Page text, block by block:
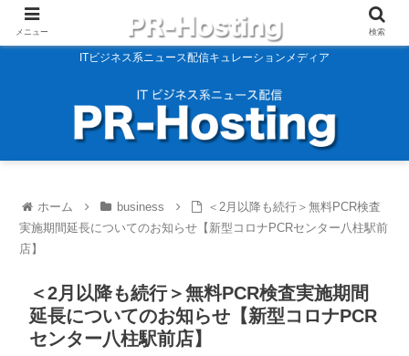
ITビジネス系ニュース配信キュレーションメディア
ホーム business
＜2月以降も続行＞無料PCR検査
実施期間延長についてのお知らせ【新型コロナPCRセンター八柱駅前
店】
＜2月以降も続行＞無料PCR検査実施期間
延長についてのお知らせ【新型コロナPCR
センター八柱駅前店】
メニュー 検索